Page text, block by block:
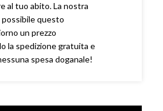
al tuo abito. La nostra
questo
un prezzo
la spedizione gratuita e
spesa doganale!